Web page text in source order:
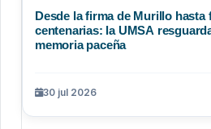
Desde la firma de Murillo hasta
centenarias: la UMSA
memoria paceña
30 jul 2026